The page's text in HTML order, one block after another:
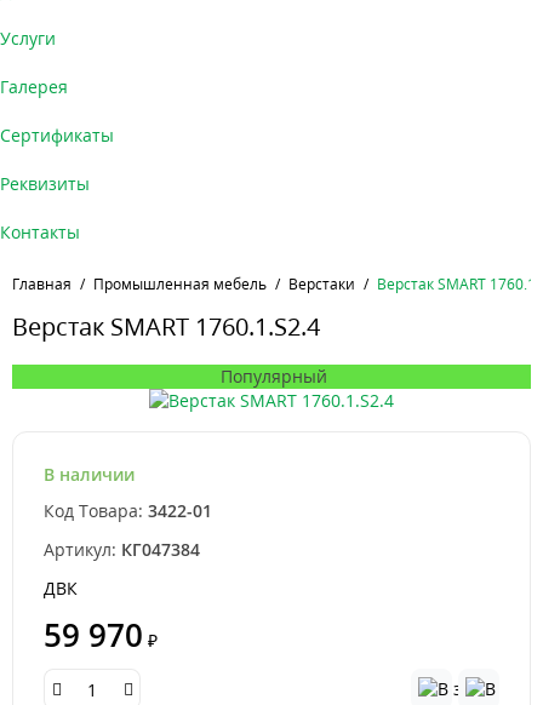
Услуги
Галерея
Сертификаты
Реквизиты
Контакты
Главная Промышленная мебель Верстаки Верстак SMART
Верстак SMART 1760.1.S2.4
Популярный
В наличии
Код Товара: 3422-01
Артикул: КГ047384
ДВК
59 970 ₽